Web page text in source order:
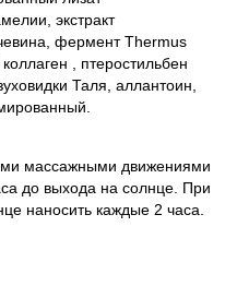
экстракт
фермент Thermus
, птеростильбен
Таля, аллантоин,
массажными движениями
до выхода на солнце. При
наносить каждые 2 часа.